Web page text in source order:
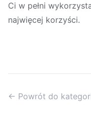
Ci w pełni
najwięcej korzyści.
← Powrót do